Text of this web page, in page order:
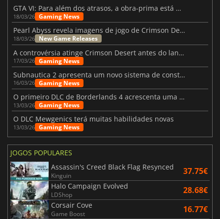
GTA VI: Para além dos atrasos, a obra-prima está quase a chegar
18/03/26 Gaming News
Pearl Abyss revela imagens de jogo de Crimson Desert para a PS5
18/03/26 New Game Releases
A controvérsia atinge Crimson Desert antes do lançamento
17/03/26 Gaming News
Subnautica 2 apresenta um novo sistema de construção de bases
16/03/26 Gaming News
O primeiro DLC de Borderlands 4 acrescenta uma nova personagem e muito mais
13/03/26 Gaming News
O DLC Mewgenics terá muitas habilidades novas
13/03/26 Gaming News
JOGOS POPULARES
Assassin's Creed Black Flag Resynced
Kinguin 37.75€
Halo Campaign Evolved
LDShop 28.68€
Corsair Cove
Game Boost 16.77€